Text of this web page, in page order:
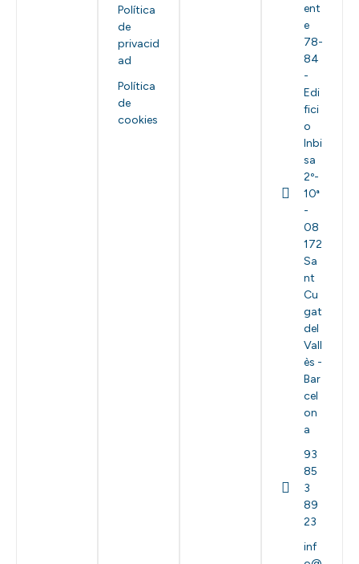
Política
de
privacid
ad
Política
de
cookies
ent
e
78-
84
-
Edi
fici
o
Inbi
sa
2º-
10ª
-
08
172
Sa
nt
Cu
gat
del
Vall
ès -
Bar
cel
on
a
93
85
3
89
23
inf